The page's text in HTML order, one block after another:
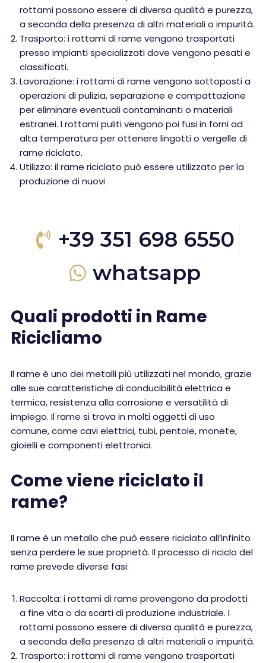
rottami possono essere di diversa qualità e purezza,
a seconda della presenza di altri materiali o impurità.
Trasporto: i rottami di rame vengono trasportati
presso impianti specializzati dove vengono pesati e
classificati.
Lavorazione: i rottami di rame vengono sottoposti a
operazioni di pulizia, separazione e compattazione
per eliminare eventuali contaminanti o materiali
estranei. I rottami puliti vengono poi fusi in forni ad
alta temperatura per ottenere lingotti o vergelle di
rame riciclato.
Utilizzo: il rame riciclato può essere utilizzato per la
produzione di nuovi
+39 351 698 6550
whatsapp
Quali prodotti in Rame
Ricicliamo
Il rame è uno dei metalli più utilizzati nel mondo, grazie
alle sue caratteristiche di conducibilità elettrica e
termica, resistenza alla corrosione e versatilità di
impiego. Il rame si trova in molti oggetti di uso
comune, come cavi elettrici, tubi, pentole, monete,
gioielli e componenti elettronici.
Come viene riciclato il
rame?
Il rame è un metallo che può essere riciclato all’infinito
senza perdere le sue proprietà. Il processo di riciclo del
rame prevede diverse fasi:
Raccolta: i rottami di rame provengono da prodotti
a fine vita o da scarti di produzione industriale. I
rottami possono essere di diversa qualità e purezza,
a seconda della presenza di altri materiali o impurità.
Trasporto: i rottami di rame vengono trasportati